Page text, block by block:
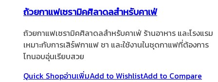
ถ้วยกาแฟเซรามิคศิลาดลสำหรับคาเฟ่
ถ้วยกาแฟเซรามิคศิลาดลสำหรับคาเฟ่ ร้านอาหาร และโรงแรม
เหมาะกับการเสิร์ฟกาแฟ ชา และใช้งานในชุดกาแฟที่ต้องการ
โทนอบอุ่นเรียบสวย
Quick Shopอ่านเพิ่มAdd to WishlistAdd to Compare